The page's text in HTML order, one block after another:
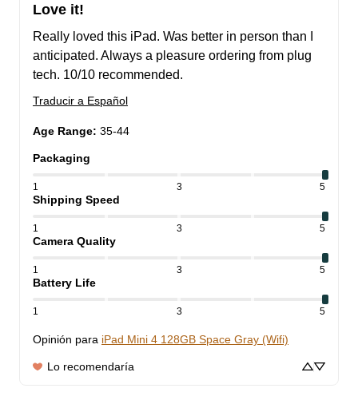
Love it!
Really loved this iPad. Was better in person than I
anticipated. Always a pleasure ordering from plug
tech. 10/10 recommended.
Traducir a Español
Age Range: 35-44
Packaging
1 3 5
Shipping Speed
1 3 5
Camera Quality
1 3 5
Battery Life
1 3 5
Opinión para iPad Mini 4 128GB Space Gray (Wifi)
Lo recomendaría